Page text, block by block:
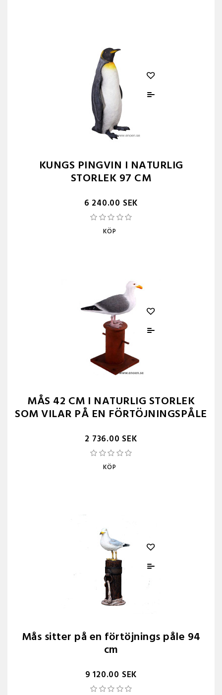
KUNGS PINGVIN I NATURLIG
STORLEK 97 CM
6 240.00 SEK
KÖP
MÅS 42 CM I NATURLIG STORLEK
SOM VILAR PÅ EN FÖRTÖJNINGSPÅLE
2 736.00 SEK
KÖP
Mås sitter på en förtöjnings påle 94
cm
9 120.00 SEK